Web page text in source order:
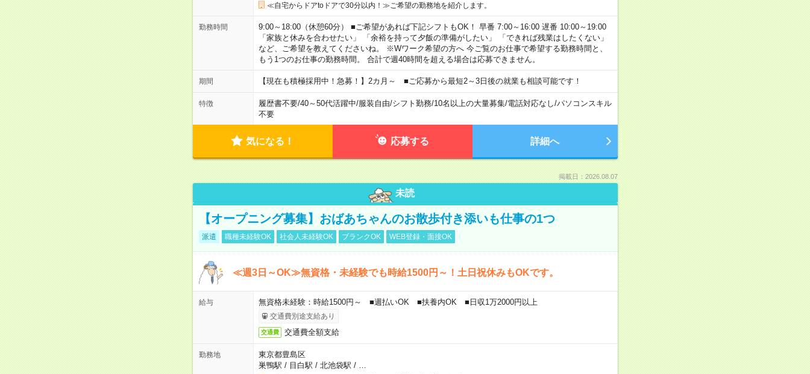
≪自宅からドアtoドアで30分以内！≫ご希望の勤務地を紹介します。
勤務時間
9:00～18:00（休憩60分） ■ご希望があれば下記シフトもOK！ 早番 7:00～16:00 遅番 10:00～19:00
「家族と休みを合わせたい」 「余裕を持って夕飯の準備がしたい」 「できれば残業はしたくない」
など、ご希望を教えてくださいね。 ※Wワーク希望の方へ 今ご覧のお仕事で希望する勤務時間と、
もう1つのお仕事の勤務時間。 合計で週40時間を超える場合は応募できません。
期間 【現在も積極採用中！急募！】2カ月～ ■ご応募から最短2～3日後の就業も相談可能です！
特徴 履歴書不要/40～50代活躍中/服装自由/シフト勤務/10名以上の大量募集/電話対応なし/パソコンスキル
不要
気になる！ 応募する 詳細へ
掲載日：2026.08.07
未読
【オープニング募集】おばあちゃんのお散歩付き添いも仕事の1つ
派遣 職種未経験OK 社会人未経験OK ブランクOK WEB登録・面接OK
≪週3日～OK≫無資格・未経験でも時給1500円～！土日祝休みもOKです。
給与 無資格未経験：時給1500円～ ■週払いOK ■扶養内OK ■日収1万2000円以上
交通費別途支給あり
交通費 交通費全額支給
勤務地
東京都豊島区
巣鴨駅 / 目白駅 / 北池袋駅 /